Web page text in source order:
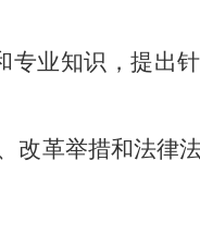
专业知识，提出
改革举措和法律